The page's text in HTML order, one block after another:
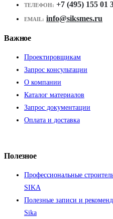
ТЕЛЕФОН: +7 (495) 155 01
EMAIL: info@siksmes.ru
Важное
Проектировщикам
Запрос консультации
О компании
Каталог материалов
Запрос документации
Оплата и доставка
Полезное
Профессиональные
SIKA
Полезные записи и
Sika